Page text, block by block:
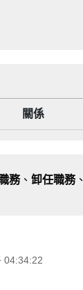
關係
務、 卸任職務、
04:34:22